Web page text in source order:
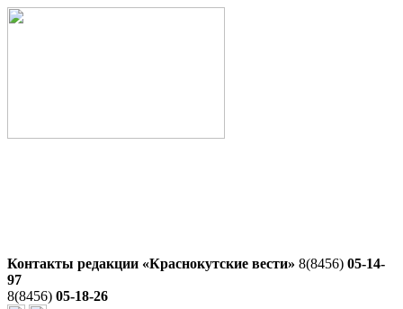
Контакты редакции «Краснокутские вести» 8(8456) 05-14-
97
8(8456) 05-18-26